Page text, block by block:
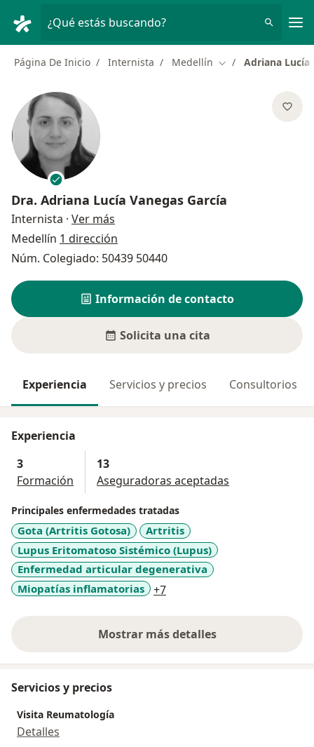
¿Qué estás buscando?
Página De Inicio Internista Medellín Cambiar de ciudad
Adriana Lucía
Dra. Adriana Lucía Vanegas García
Internista · Ver más
Medellín 1 dirección
Núm. Colegiado: 50439 50440
Información de contacto
Solicita una cita
Experiencia Servicios y precios Consultorios
Experiencia
3
Formación
13
Aseguradoras aceptadas
Principales enfermedades tratadas
Gota (Artritis Gotosa)
Artritis
Lupus Eritomatoso Sistémico (Lupus)
Enfermedad articular degenerativa
Miopatías inflamatorias
+7a11y_sr_more_diseases
Mostrar más detalles
sobre la experiencia
Servicios y precios
Visita Reumatología
Detalles